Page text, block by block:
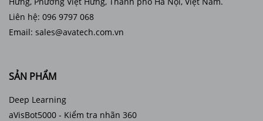
Liên hệ: 096 9797 068
Email: sales@avatech.com.vn
SẢN PHẨM
Deep Learning
aVisBot5000 - Kiểm tra nhãn 360